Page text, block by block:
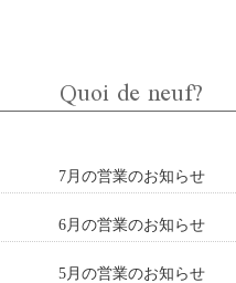
Quoi de neuf?
7月の営業のお知らせ
6月の営業のお知らせ
5月の営業のお知らせ